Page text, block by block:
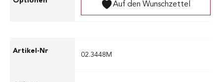
Auf den Wunschzettel
02.3448M